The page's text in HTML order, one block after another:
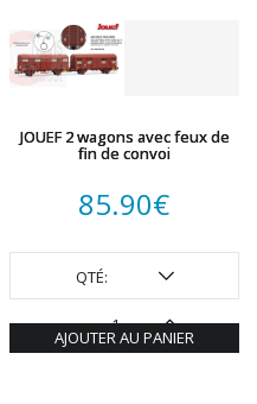
JOUEF 2 wagons avec feux de
fin de convoi
85.90€
QTÉ:
AJOUTER AU PANIER